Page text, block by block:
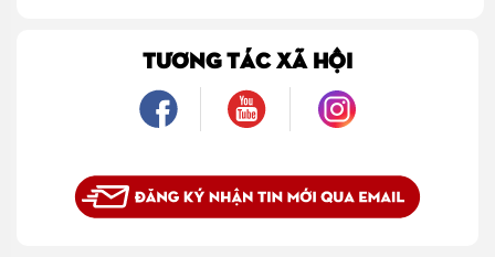
TƯƠNG TÁC XÃ HỘI